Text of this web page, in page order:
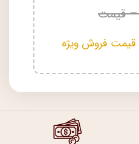
–قیمت
قیمت فروش ویژه